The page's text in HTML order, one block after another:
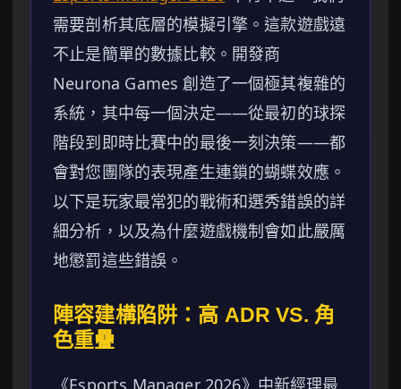
需要剖析其底層的模擬引擎。這款遊戲遠
不止是簡單的數據比較。開發商
Neurona Games 創造了一個極其複雜的
系統，其中每一個決定——從最初的球探
階段到即時比賽中的最後一刻決策——都
會對您團隊的表現產生連鎖的蝴蝶效應。
以下是玩家最常犯的戰術和選秀錯誤的詳
細分析，以及為什麼遊戲機制會如此嚴厲
地懲罰這些錯誤。
陣容建構陷阱：高 ADR VS. 角
色重疊